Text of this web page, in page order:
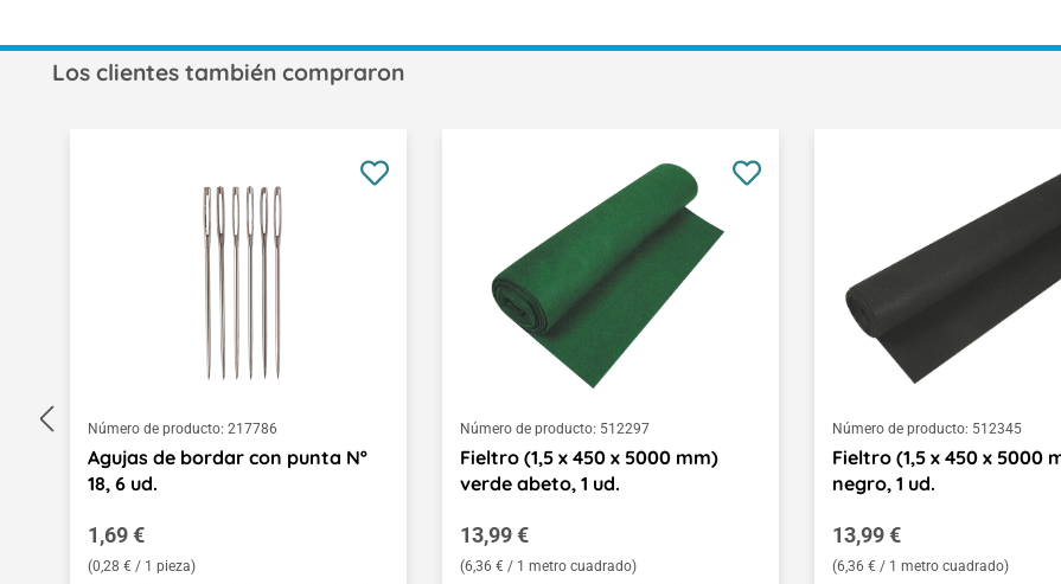
Los clientes también compraron
Número de producto: 217786
Agujas de bordar con punta Nº
18, 6 ud.
Precio normal:
1,69 €
(0,28 € / 1 pieza)
Número de producto: 512297
Fieltro (1,5 x 450 x 5000 mm)
verde abeto, 1 ud.
Precio normal:
13,99 €
(6,36 € / 1 metro cuadrado)
Número de producto: 512345
Fieltro (1,5 x 450 x 5000
negro, 1 ud.
Precio normal:
13,99 €
(6,36 € / 1 metro cuadrado)